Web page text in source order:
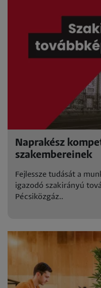
Naprakész
szakembereinek
Fejlessze tudását a
igazodó szakirányú
Pécsiközgáz..